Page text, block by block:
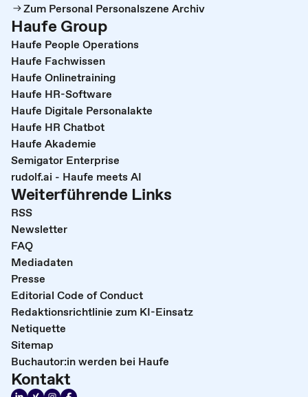
Zum Personal Personalszene Archiv
Haufe Group
Haufe People Operations
Haufe Fachwissen
Haufe Onlinetraining
Haufe HR-Software
Haufe Digitale Personalakte
Haufe HR Chatbot
Haufe Akademie
Semigator Enterprise
rudolf.ai - Haufe meets AI
Weiterführende Links
RSS
Newsletter
FAQ
Mediadaten
Presse
Editorial Code of Conduct
Redaktionsrichtlinie zum KI-Einsatz
Netiquette
Sitemap
Buchautor:in werden bei Haufe
Kontakt